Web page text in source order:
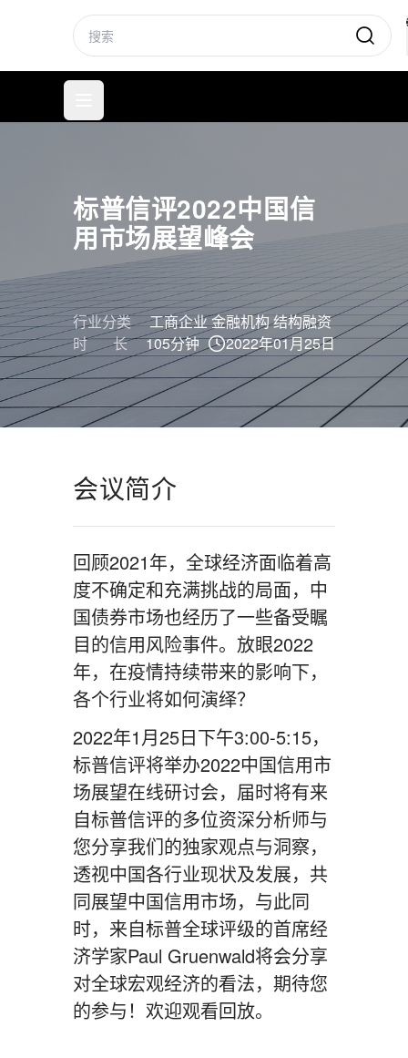
标普信评
标普信评2022中国信
用市场展望峰会
行业分类 工商企业金融机构结构融资
时 长
105分钟 2022年01月25日
会议简介
回顾2021年，全球经济面临着高
度不确定和充满挑战的局面，中
国债券市场也经历了一些备受瞩
目的信用风险事件。放眼2022
年，在疫情持续带来的影响下，
各个行业将如何演绎？
2022年1月25日下午3:00-5:15，
标普信评将举办2022中国信用市
场展望在线研讨会，届时将有来
自标普信评的多位资深分析师与
您分享我们的独家观点与洞察，
透视中国各行业现状及发展，共
同展望中国信用市场，与此同
时，来自标普全球评级的首席经
济学家Paul Gruenwald将会分享
对全球宏观经济的看法，期待您
的参与！欢迎观看回放。